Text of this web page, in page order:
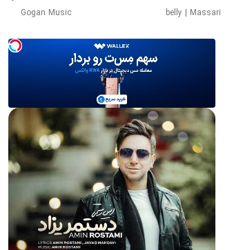
belly | Massari
Gogan Music